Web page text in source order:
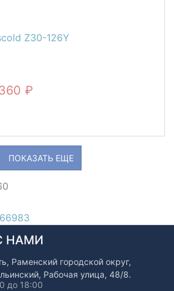
Z30-126Y
ПОКАЗАТЬ ЕЩЕ
НАМИ
Раменский городской округ,
Рабочая улица, 48/8.
до 18:00